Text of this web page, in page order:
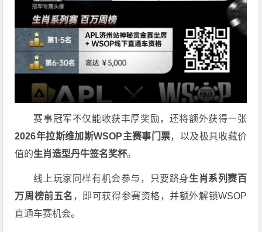
赛事冠军不仅能收获丰厚奖励，还将额外获得一张
2026年拉斯维加斯WSOP主赛事门票，以及极具收藏价
值的生肖造型丹牛签名奖杯。
线上玩家同样有机会参与，只要跻身生肖系列赛百
万周榜前五名 ，即可获得参赛资格，并额外解锁WSOP
直通车赛机会。